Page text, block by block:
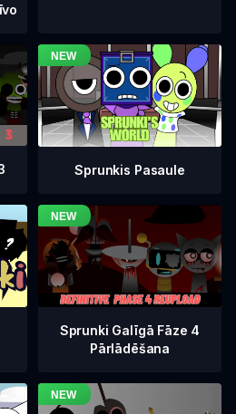
Sprunkis Pasaule
Sprunki Galīgā Fāze 4
Pārlādēšana